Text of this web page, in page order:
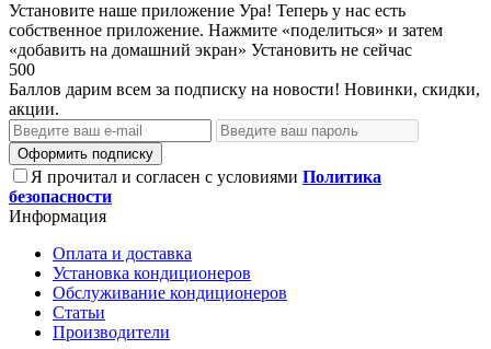
Установите наше приложение Ура! Теперь у нас есть
собственное приложение. Нажмите «поделиться» и затем
«добавить на домашний экран» Установить не сейчас
500
Баллов дарим всем за подписку на новости! Новинки, скидки,
акции.
Оформить подписку
Я прочитал и согласен с условиями Политика
безопасности
Информация
Оплата и доставка
Установка кондиционеров
Обслуживание кондиционеров
Статьи
Производители